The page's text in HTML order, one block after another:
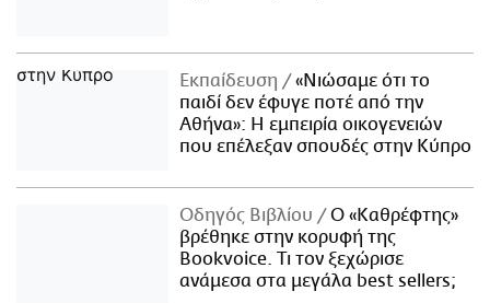
Εκπαίδευση
«Νιώσαμε ότι το
παιδί δεν έφυγε ποτέ από την
Αθήνα»: Η εμπειρία οικογενειών
που επέλεξαν σπουδές στην Κύπρο
Οδηγός Βιβλίου
Ο «Καθρέφτης»
βρέθηκε στην κορυφή της
Bookvoice. Τι τον ξεχώρισε
ανάμεσα στα μεγάλα best sellers;